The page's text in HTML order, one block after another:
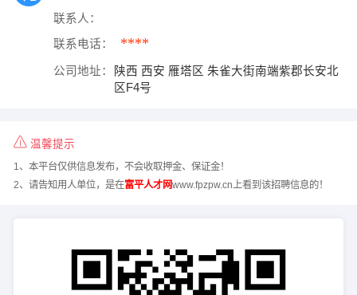
联系人：
联系电话： ****
公司地址：
陕西 西安 雁塔区 朱雀大街南端紫郡长安北
区F4号
温馨提示
1、本平台仅供信息发布，不会收取押金、保证金！
2、请告知用人单位，是在富平人才网www.fpzpw.cn上看到该招聘信息的！